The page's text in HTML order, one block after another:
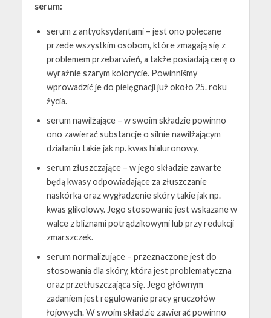
serum:
serum z antyoksydantami – jest ono polecane
przede wszystkim osobom, które zmagają się z
problemem przebarwień, a także posiadają cerę o
wyraźnie szarym kolorycie. Powinniśmy
wprowadzić je do pielęgnacji już około 25. roku
życia.
serum nawilżające – w swoim składzie powinno
ono zawierać substancje o silnie nawilżającym
działaniu takie jak np. kwas hialuronowy.
serum złuszczające – w jego składzie zawarte
będą kwasy odpowiadające za złuszczanie
naskórka oraz wygładzenie skóry takie jak np.
kwas glikolowy. Jego stosowanie jest wskazane w
walce z bliznami potrądzikowymi lub przy redukcji
zmarszczek.
serum normalizujące – przeznaczone jest do
stosowania dla skóry, która jest problematyczna
oraz przetłuszczająca się. Jego głównym
zadaniem jest regulowanie pracy gruczołów
łojowych. W swoim składzie zawierać powinno